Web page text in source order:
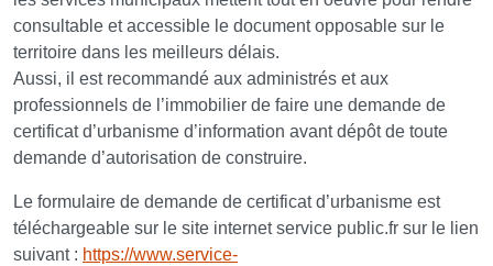
consultable et accessible le document opposable sur le
territoire dans les meilleurs délais.
Aussi, il est recommandé aux administrés et aux
professionnels de l’immobilier de faire une demande de
certificat d’urbanisme d’information avant dépôt de toute
demande d’autorisation de construire.
Le formulaire de demande de certificat d’urbanisme est
téléchargeable sur le site internet service public.fr sur le lien
suivant : https://www.service-